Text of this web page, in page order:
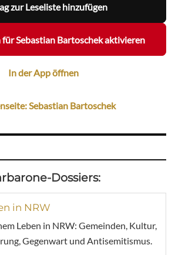
zur Leseliste hinzufügen
Sebastian Bartoschek aktivieren
In der App öffnen
Sebastian Bartoschek
Dossiers:
in NRW
Leben in NRW: Gemeinden, Kultur,
Gegenwart und Antisemitismus.